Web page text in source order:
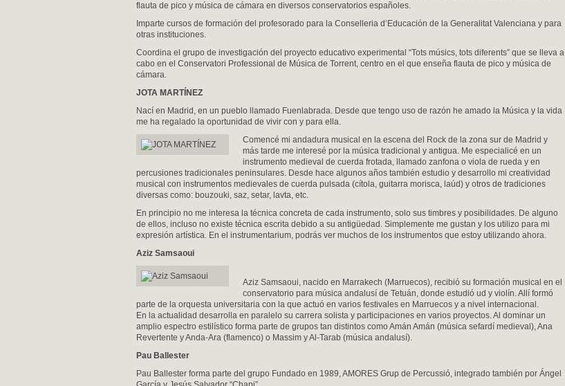
flauta de pico y música de cámara en diversos conservatorios españoles.
Imparte cursos de formación del profesorado para la Conselleria d’Educación de la Generalitat Valenciana y para
otras instituciones.
Coordina el grupo de investigación del proyecto educativo experimental “Tots músics, tots diferents” que se lleva a
cabo en el Conservatori Professional de Música de Torrent, centro en el que enseña flauta de pico y música de
cámara.
JOTA MARTÍNEZ
Nací en Madrid, en un pueblo llamado Fuenlabrada. Desde que tengo uso de razón he amado la Música y la vida
me ha regalado la oportunidad de vivir con y para ella.
Comencé mi andadura musical en la escena del Rock de la zona sur de Madrid y
más tarde me interesé por la música tradicional y antigua. Me especialicé en un
instrumento medieval de cuerda frotada, llamado zanfona o viola de rueda y en
percusiones tradicionales peninsulares. Desde hace algunos años también estudio y desarrollo mi creatividad
musical con instrumentos medievales de cuerda pulsada (cítola, guitarra morisca, laúd) y otros de tradiciones
diversas como: bouzouki, saz, setar, lavta, etc.
En principio no me interesa la técnica concreta de cada instrumento, solo sus timbres y posibilidades. De alguno
de ellos, incluso no existe técnica escrita debido a su antigüedad. Simplemente me gustan y los utilizo para mi
expresión artística. En el instrumentarium, podrás ver muchos de los instrumentos que estoy utilizando ahora.
Aziz Samsaoui
Aziz Samsaoui, nacido en Marrakech (Marruecos), recibió su formación musical en el
conservatorio para música andalusí de Tetuán, donde estudió ud y violín. Allí formó
parte de la orquesta universitaria con la que actuó en varios festivales en Marruecos y a nivel internacional.
En la actualidad desarrolla en paralelo su carrera solista y participaciones en varios proyectos. Al dominar un
amplio espectro estilístico forma parte de grupos tan distintos como Amán Amán (música sefardí medieval), Ana
Revertente y Anda-Ara (flamenco) o Massim y Al-Tarab (música andalusí).
Pau Ballester
Pau Ballester forma parte del grupo Fundado en 1989, AMORES Grup de Percussió, integrado también por Ángel